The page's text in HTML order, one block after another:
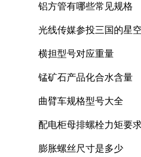
铝方管有哪些常见规格
光线传媒参投三国的星
横担型号对应重量
锰矿石产品化合水含量
曲臂车规格型号大全
配电柜母排螺栓力矩要
膨胀螺丝尺寸是多少